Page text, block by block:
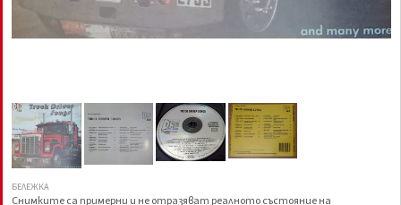
БЕЛЕЖКА
Снимките са примерни и не отразяват реалното състояние на